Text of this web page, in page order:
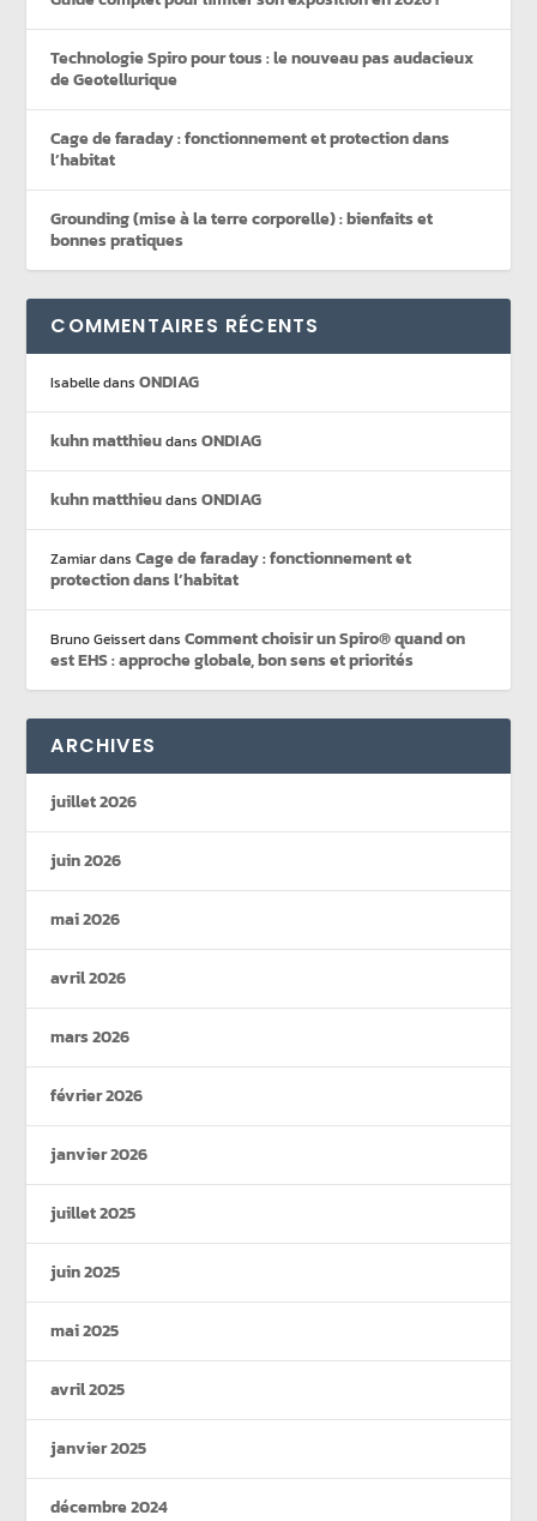
Technologie Spiro pour tous : le nouveau pas audacieux
de Geotellurique
Cage de faraday : fonctionnement et protection dans
l’habitat
Grounding (mise à la terre corporelle) : bienfaits et
bonnes pratiques
COMMENTAIRES RÉCENTS
IsabelledansONDIAG
kuhn matthieudansONDIAG
kuhn matthieudansONDIAG
ZamiardansCage de faraday : fonctionnement et
protection dans l’habitat
Bruno GeissertdansComment choisir un Spiro® quand on
est EHS : approche globale, bon sens et priorités
ARCHIVES
juillet 2026
juin 2026
mai 2026
avril 2026
mars 2026
février 2026
janvier 2026
juillet 2025
juin 2025
mai 2025
avril 2025
janvier 2025
décembre 2024